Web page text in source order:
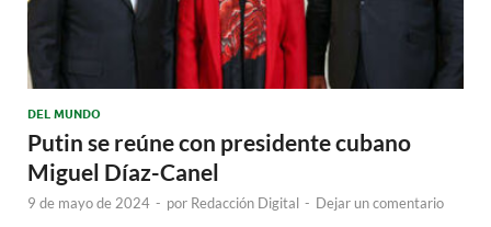
DEL MUNDO
Putin se reúne con presidente cubano
Miguel Díaz-Canel
9 de mayo de 2024 - por Redacción Digital - Dejar un comentario